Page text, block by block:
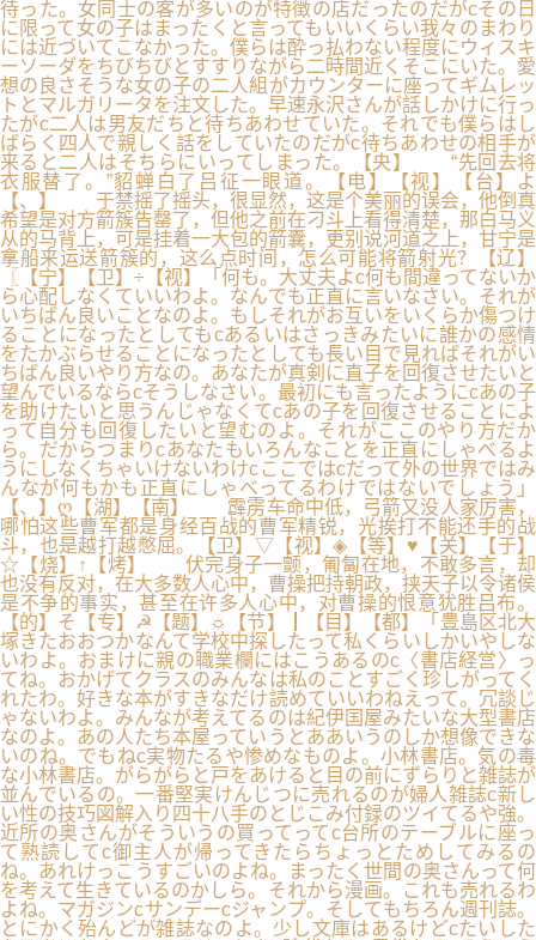
待った。女同士の客が多いのが特徴の店だったのだがcその日
に限って女の子はまったくと言ってもいいくらい我々のまわり
には近づいてこなかった。僕らは酔っ払わない程度にウィスキ
ーソーダをちびちびとすすりながら二時間近くそこにいた。愛
想の良さそうな女の子の二人組がカウンターに座ってギムレッ
トとマルガリータを注文した。早速永沢さんが話しかけに行っ
たがc二人は男友だちと待ちあわせていた。それでも僕らはし
ばらく四人で親しく話をしていたのだがc待ちあわせの相手が
来ると二人はそちらにいってしまった。【央】 “先回去将
衣服替了。”貂蝉白了吕征一眼道。【电】【视】【台】よ
【、】 于禁摇了摇头，很显然，这是个美丽的误会，他倒真
希望是对方箭簇告罄了，但他之前在刁斗上看得清楚，那白马义
从的马背上，可是挂着一大包的箭囊，更别说河道之上，甘宁是
拿船来运送箭簇的，这么点时间，怎么可能将箭射光？【辽】
〖【宁】【卫】÷【视】「何も。大丈夫よc何も間違ってないか
ら心配しなくていいわよ。なんでも正直に言いなさい。それが
いちばん良いことなのよ。もしそれがお互いをいくらか傷つけ
ることになったとしてもcあるいはさっきみたいに誰かの感情
をたかぶらせることになったとしても長い目で見ればそれがい
ちばん良いやり方なの。あなたが真剣に直子を回復させたいと
望んでいるならcそうしなさい。最初にも言ったようにcあの子
を助けたいと思うんじゃなくてcあの子を回復させることによ
って自分も回復したいと望むのよ。それがここのやり方だか
ら。だからつまりcあなたもいろんなことを正直にしゃべるよ
うにしなくちゃいけないわけcここではcだって外の世界ではみ
んなが何もかも正直にしゃべってるわけではないでしょう」
【、】ღ【湖】【南】 霹雳车命中低，弓箭又没人家厉害，
哪怕这些曹军都是身经百战的曹军精锐，光挨打不能还手的战
斗，也是越打越憋屈。【卫】▽【视】◈【等】♥【关】【于】
☆【烧】↑【烤】 伏完身子一颤，匍匐在地，不敢多言，却
也没有反对，在大多数人心中，曹操把持朝政，挟天子以令诸侯
是不争的事实，甚至在许多人心中，对曹操的恨意犹胜吕布。
【的】そ【专】☭【题】☼【节】┃【目】【都】「豊島区北大
塚きたおおつかなんて学校中探したって私くらいしかいやしな
いわよ。おまけに親の職業欄にはこうあるのc〈書店経営〉っ
てね。おかげてクラスのみんなは私のことすごく珍しがってく
れたわ。好きな本がすきなだけ読めていいわねえって。冗談じ
ゃないわよ。みんなが考えてるのは紀伊国屋みたいな大型書店
なのよ。あの人たち本屋っていうとああいうのしか想像できな
いのね。でもねc実物たるや惨めなものよ。小林書店。気の毒
な小林書店。がらがらと戸をあけると目の前にずらりと雑誌が
並んでいるの。一番堅実けんじつに売れるのが婦人雑誌c新し
い性の技巧図解入り四十八手のとじこみ付録のツイてるや強。
近所の奥さんがそういうの買ってってc台所のテーブルに座っ
て熟読してc御主人が帰ってきたらちょっとためしてみるの
ね。あれけっこうすごいのよね。まったく世間の奥さんって何
を考えて生きているのかしら。それから漫画。これも売れるわ
よね。マガジンcサンデーcジャンプ。そしてもちろん週刊誌。
とにかく殆んどが雑誌なのよ。少し文庫はあるけどcたいした